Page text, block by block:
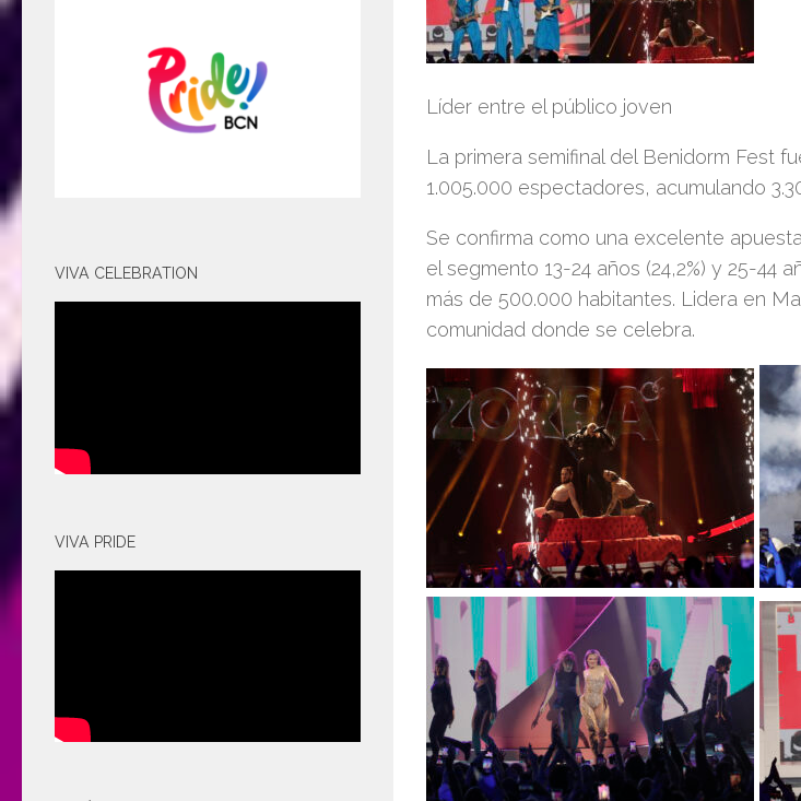
Líder entre el público joven
La primera semifinal del Benidorm Fest
1.005.000 espectadores, acumulando
Se confirma como una excelente
el segmento 13-24 años (24,2%) y 25-44
más de 500.000 habitantes. L idera en
comunidad donde se celebra.
VIVA CELEBRATION
VIVA PRIDE